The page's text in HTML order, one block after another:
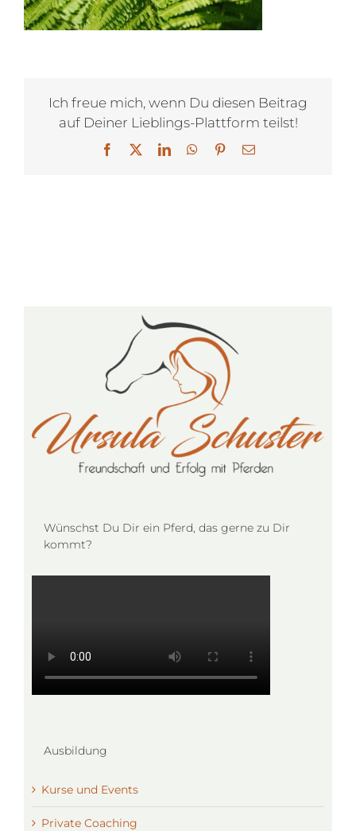
Ich freue mich, wenn Du diesen Beitrag
auf Deiner Lieblings-Plattform teilst!
Facebook LinkedInWhatsApp
Pinterest
E-
Wünschst Du Dir ein Pferd, das gerne zu Dir
kommt?
Ausbildung
Kurse und Events
Private Coaching